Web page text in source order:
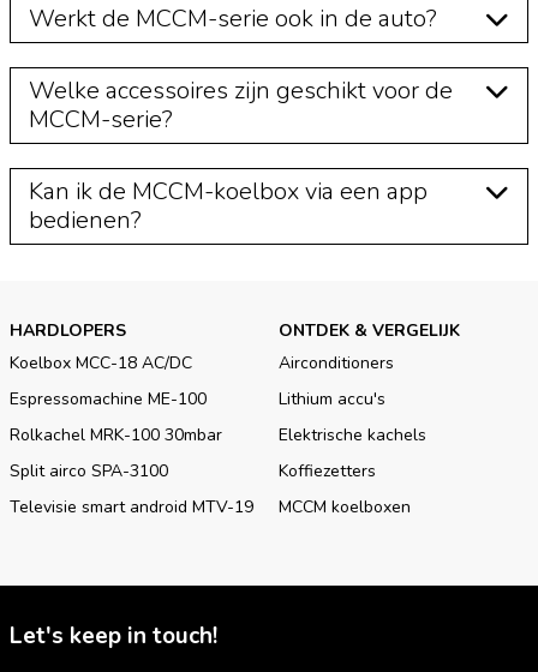
Werkt de MCCM-serie ook in de auto?
Welke accessoires zijn geschikt voor de
MCCM-serie?
Kan ik de MCCM-koelbox via een app
bedienen?
HARDLOPERS
Koelbox MCC-18 AC/DC
Espressomachine ME-100
Rolkachel MRK-100 30mbar
Split airco SPA-3100
Televisie smart android MTV-19
ONTDEK & VERGELIJK
Airconditioners
Lithium accu's
Elektrische kachels
Koffiezetters
MCCM koelboxen
Let's keep in touch!